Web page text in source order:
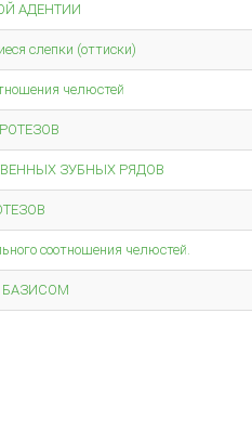
АДЕНТИИ
слепки (оттиски)
челюстей
ЗУБНЫХ РЯДОВ
соотношения челюстей.
БАЗИСОМ